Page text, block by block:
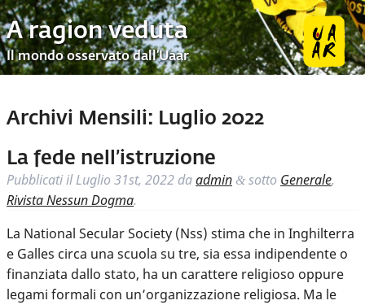
A ragion veduta
Il mondo osservato dall’Uaar
Archivi Mensili: Luglio 2022
La fede nell’istruzione
Pubblicati ilLuglio 31st, 2022 daadmin & sotto Generale,
Rivista Nessun Dogma.
La National Secular Society (Nss) stima che in Inghilterra
e Galles circa una scuola su tre, sia essa indipendente o
finanziata dallo stato, ha un carattere religioso oppure
legami formali con un’organizzazione religiosa. Ma le